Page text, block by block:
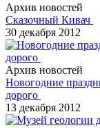
Архив новостей
Сказочный Кивач
30 декабря 2012
Архив новостей
Новогодние
дорого
13 декабря 2012